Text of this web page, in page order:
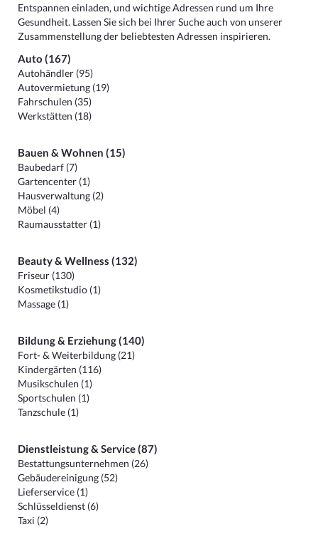
Entspannen einladen, und wichtige Adressen rund um Ihre
Gesundheit. Lassen Sie sich bei Ihrer Suche auch von unserer
Zusammenstellung der beliebtesten Adressen inspirieren.
Auto (167)
Autohändler (95)
Autovermietung (19)
Fahrschulen (35)
Werkstätten (18)
Bauen & Wohnen (15)
Baubedarf (7)
Gartencenter (1)
Hausverwaltung (2)
Möbel (4)
Raumausstatter (1)
Beauty & Wellness (132)
Friseur (130)
Kosmetikstudio (1)
Massage (1)
Bildung & Erziehung (140)
Fort- & Weiterbildung (21)
Kindergärten (116)
Musikschulen (1)
Sportschulen (1)
Tanzschule (1)
Dienstleistung & Service (87)
Bestattungsunternehmen (26)
Gebäudereinigung (52)
Lieferservice (1)
Schlüsseldienst (6)
Taxi (2)